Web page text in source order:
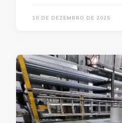
10 DE DEZEMBRO DE 2025